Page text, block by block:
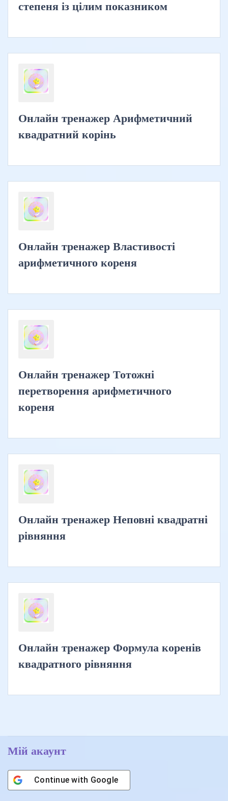
степеня із цілим показником
Онлайн тренажер Арифметичний
квадратний корінь
Онлайн тренажер Властивості
арифметичного кореня
Онлайн тренажер Тотожні
перетворення арифметичного
кореня
Онлайн тренажер Неповні квадратні
рівняння
Онлайн тренажер Формула коренів
квадратного рівняння
Мій акаунт
Continue with Google